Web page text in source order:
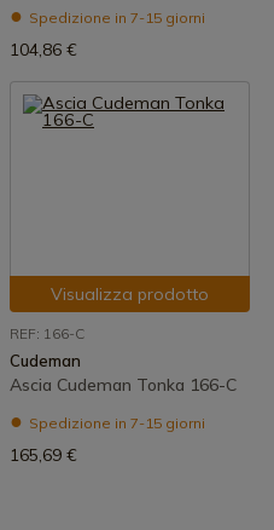
Spedizione in 7-15 giorni
104,86 €
Visualizza prodotto
REF: 166-C
Cudeman
Ascia Cudeman Tonka 166-C
Spedizione in 7-15 giorni
165,69 €